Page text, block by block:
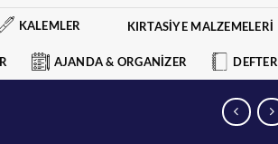
KALEMLER KIRTASİYE MALZEMELERİ
AJANDA & ORGANİZER DEFTER